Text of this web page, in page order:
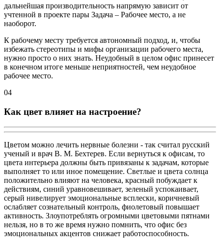
дальнейшая производительность напрямую зависит от
учтенной в проекте пары Задача – Рабочее место, а не
наоборот.
К рабочему месту требуется автономный подход, и, чтобы
избежать стереотипы и мифы организации рабочего места,
нужно просто о них знать. Неудобный в целом офис принесет
в конечном итоге меньше неприятностей, чем неудобное
рабочее место.
04
Как цвет влияет на настроение?
Цветом можно лечить нервные болезни - так считал русский
ученый и врач В. М. Бехтерев. Если вернуться к офисам, то
цвета интерьера должны быть привязаны к задачам, которые
выполняет то или иное помещение. Светлые и цвета солнца
положительно влияют на человека, красный побуждает к
действиям, синий уравновешивает, зеленый успокаивает,
серый нивелирует эмоциональные всплески, коричневый
ослабляет сознательный контроль, фиолетовый повышает
активность. Злоупотреблять огромными цветовыми пятнами
нельзя, но в то же время нужно помнить, что офис без
эмоциональных акцентов снижает работоспособность.